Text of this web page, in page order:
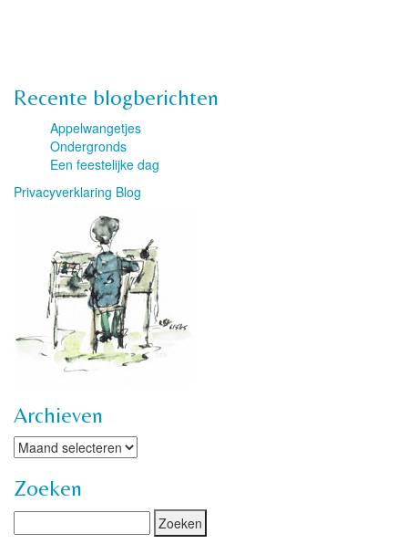
Recente blogberichten
Appelwangetjes
Ondergronds
Een feestelijke dag
Privacyverklaring Blog
Archieven
Archieven
Zoeken